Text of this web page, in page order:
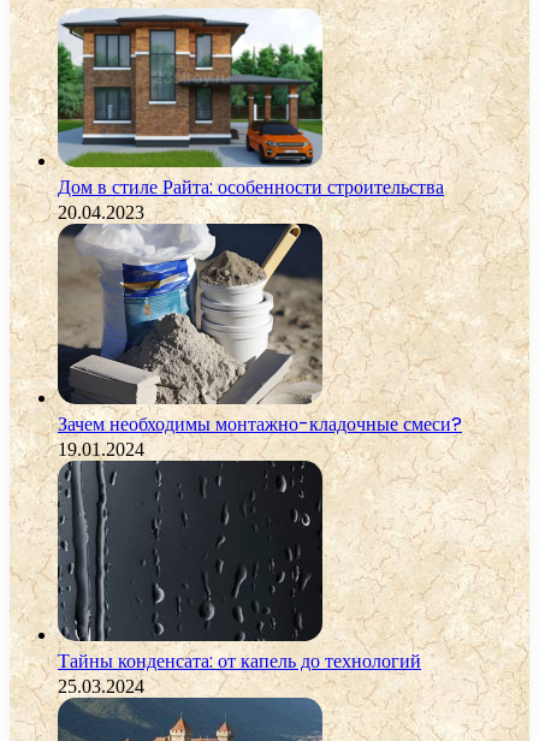
Дом в стиле Райта: особенности строительства
20.04.2023
Зачем необходимы монтажно-кладочные смеси?
19.01.2024
Тайны конденсата: от капель до технологий
25.03.2024